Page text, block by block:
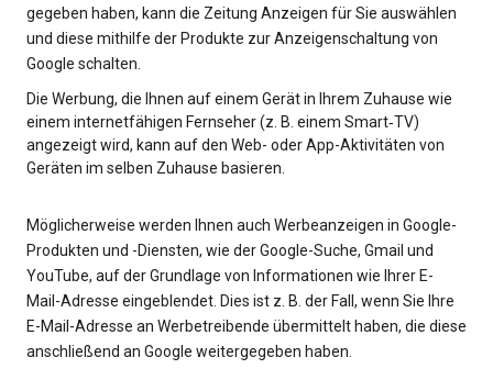
gegeben haben, kann die Zeitung Anzeigen für Sie auswählen
und diese mithilfe der Produkte zur Anzeigenschaltung von
Google schalten.
Die Werbung, die Ihnen auf einem Gerät in Ihrem Zuhause wie
einem internetfähigen Fernseher (z. B. einem Smart‑TV)
angezeigt wird, kann auf den Web- oder App-Aktivitäten von
Geräten im selben Zuhause basieren.
Möglicherweise werden Ihnen auch Werbeanzeigen in Google-
Produkten und -Diensten, wie der Google-Suche, Gmail und
YouTube, auf der Grundlage von Informationen wie Ihrer E-
Mail-Adresse eingeblendet. Dies ist z. B. der Fall, wenn Sie Ihre
E-Mail-Adresse an Werbetreibende übermittelt haben, die diese
anschließend an Google weitergegeben haben.